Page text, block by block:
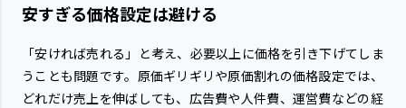
安すぎる価格設定は避ける
「安ければ売れる」と考え、必要以上に価格を引き下げてしま
うことも問題です。原価ギリギリや原価割れの価格設定では、
どれだけ売上を伸ばしても、広告費や人件費、運営費などの経